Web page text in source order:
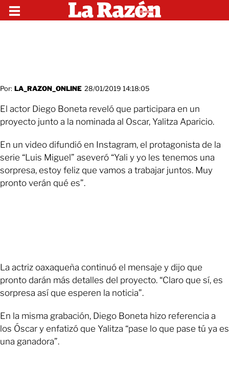
Por: LA_RAZON_ONLINE 28/01/2019 14:18:05
El actor Diego Boneta reveló que participara en un
proyecto junto a la nominada al Oscar, Yalitza Aparicio.
En un video difundió en Instagram, el protagonista de la
serie “Luis Miguel” aseveró “Yali y yo les tenemos una
sorpresa, estoy feliz que vamos a trabajar juntos. Muy
pronto verán qué es”.
La actriz oaxaqueña continuó el mensaje y dijo que
pronto darán más detalles del proyecto. “Claro que sí, es
sorpresa así que esperen la noticia”.
En la misma grabación, Diego Boneta hizo referencia a
los Óscar y enfatizó que Yalitza “pase lo que pase tú ya es
una ganadora”.